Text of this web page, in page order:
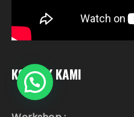
KONTAK KAMIHubungi Kami?